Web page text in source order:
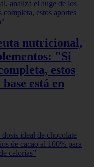
nutricional,
"Si
estos
está en